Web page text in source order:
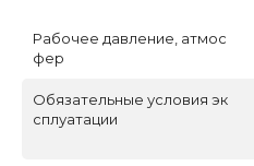
Рабочее давление, атмос
фер
Обязательные условия эк
сплуатации